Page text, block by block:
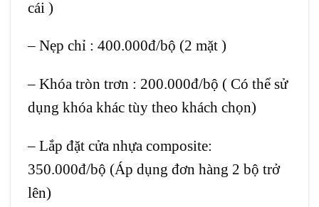
cái )
– Nẹp chỉ : 400.000đ/bộ (2 mặt )
– Khóa tròn trơn : 200.000đ/bộ ( Có thể sử
dụng khóa khác tùy theo khách chọn)
– Lắp đặt cửa nhựa composite:
350.000đ/bộ (Áp dụng đơn hàng 2 bộ trở
lên)